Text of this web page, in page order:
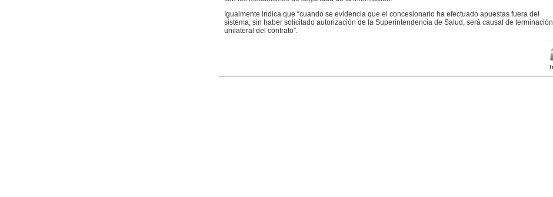
Igualmente indica que “cuando se evidencia que el concesionario ha efectuado apuestas fuera del
sistema, sin haber solicitado autorización de la Superintendencia de Salud, será causal de terminación
unilateral del contrato”.